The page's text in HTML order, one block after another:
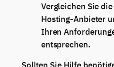
Vergleichen Sie
Hosting-Anbieter
Ihren
entsprechen.